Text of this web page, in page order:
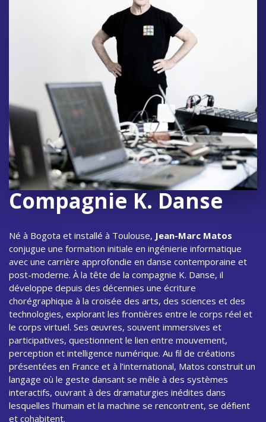
Compagnie K. Danse
Né à Bogota et installé à Toulouse, Jean-Marc Matos
conjugue une formation initiale en ingénierie informatique
avec une carrière approfondie en danse contemporaine et
post-moderne. À la tête de la compagnie K. Danse, il
développe depuis des décennies une écriture
chorégraphique à la croisée des arts, des sciences et des
technologies, explorant les frontières entre le corps réel et
le corps virtuel. Ses œuvres, souvent immersives et
participatives, questionnent le lien entre mouvement,
perception et intelligence numérique. Au fil de créations
présentées en France et à l’international, Matos construit un
langage où le geste dansant se mêle à des systèmes
interactifs, ouvrant à des dramaturgies inédites dans
lesquelles l’humain et la machine se rencontrent, se défient
et cohabitent.